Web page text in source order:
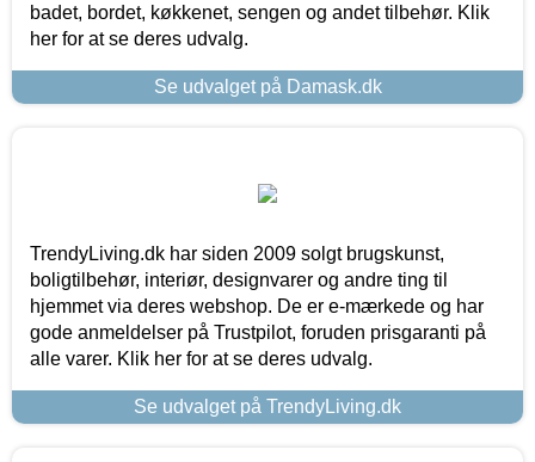
badet, bordet, køkkenet, sengen og andet tilbehør. Klik
her for at se deres udvalg.
Se udvalget på Damask.dk
TrendyLiving.dk har siden 2009 solgt brugskunst,
boligtilbehør, interiør, designvarer og andre ting til
hjemmet via deres webshop. De er e-mærkede og har
gode anmeldelser på Trustpilot, foruden prisgaranti på
alle varer. Klik her for at se deres udvalg.
Se udvalget på TrendyLiving.dk